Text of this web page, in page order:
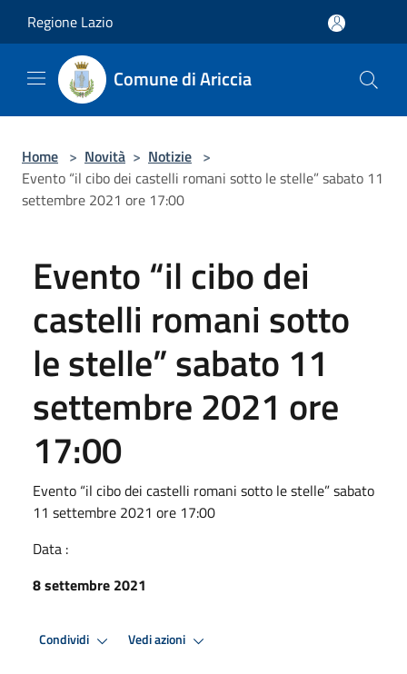
Regione Lazio
Comune di Ariccia
Home > Novità > Notizie >
Evento “il cibo dei castelli romani sotto le stelle” sabato 11
settembre 2021 ore 17:00
Evento “il cibo dei
castelli romani sotto
le stelle” sabato 11
settembre 2021 ore
17:00
Evento “il cibo dei castelli romani sotto le stelle” sabato
11 settembre 2021 ore 17:00
Data :
8 settembre 2021
Condividi Vedi azioni